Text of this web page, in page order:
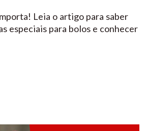
Leia o artigo para saber
especiais para bolos e conhecer